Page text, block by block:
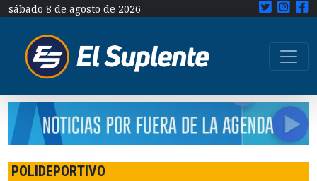
sábado 8 de agosto de 2026
POLIDEPORTIVO